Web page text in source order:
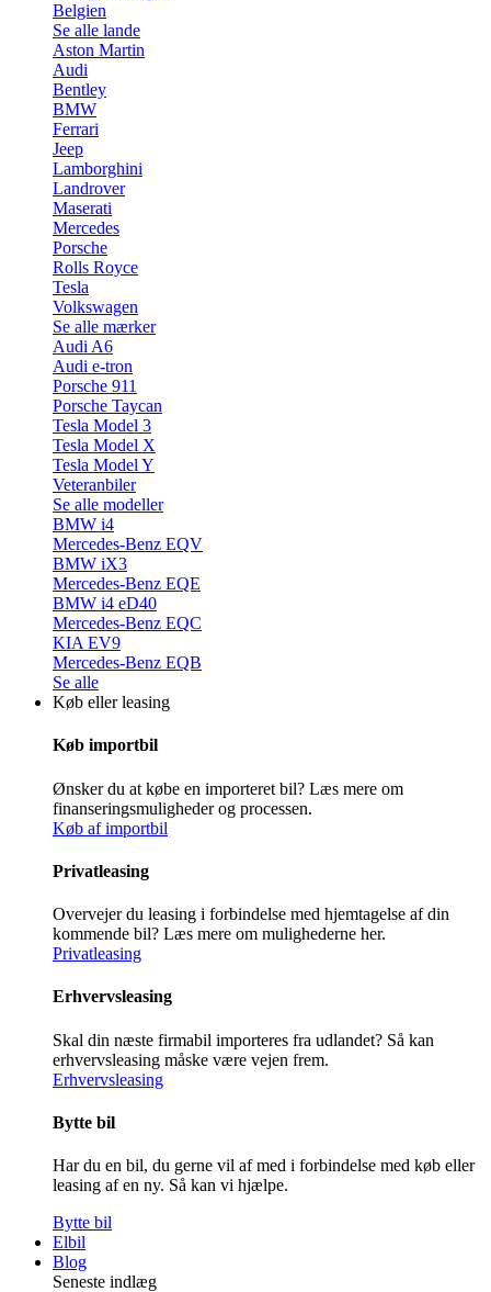
Belgien
Se alle lande
Aston Martin
Audi
Bentley
BMW
Ferrari
Jeep
Lamborghini
Landrover
Maserati
Mercedes
Porsche
Rolls Royce
Tesla
Volkswagen
Se alle mærker
Audi A6
Audi e-tron
Porsche 911
Porsche Taycan
Tesla Model 3
Tesla Model X
Tesla Model Y
Veteranbiler
Se alle modeller
BMW i4
Mercedes-Benz EQV
BMW iX3
Mercedes-Benz EQE
BMW i4 eD40
Mercedes-Benz EQC
KIA EV9
Mercedes-Benz EQB
Se alle
Køb eller leasing
Køb importbil
Ønsker du at købe en importeret bil? Læs mere om
finanseringsmuligheder og processen.
Køb af importbil
Privatleasing
Overvejer du leasing i forbindelse med hjemtagelse af din
kommende bil? Læs mere om mulighederne her.
Privatleasing
Erhvervsleasing
Skal din næste firmabil importeres fra udlandet? Så kan
erhvervsleasing måske være vejen frem.
Erhvervsleasing
Bytte bil
Har du en bil, du gerne vil af med i forbindelse med køb eller
leasing af en ny. Så kan vi hjælpe.
Bytte bil
Elbil
Blog
Seneste indlæg